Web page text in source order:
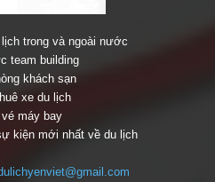
trong và ngoài nước
team building
khách sạn
xe du lịch
máy bay
kiện mới nhất về du lịch